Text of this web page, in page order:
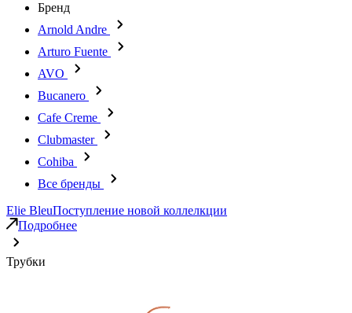
Бренд
Arnold Andre
Arturo Fuente
AVO
Bucanero
Cafe Creme
Clubmaster
Cohiba
Все бренды
Elie BleuПоступление новой коллелкции
Подробнее
Трубки